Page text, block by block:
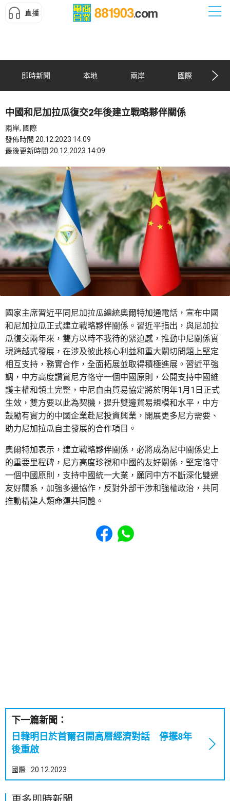
直播
即時新聞 本地 兩岸 國際
中國和尼加拉瓜復交2年後建立戰略夥伴關係
兩岸, 國際
發佈時間 20.12.2023 14:09
最後更新時間 20.12.2023 14:09
國家主席習近平同尼加拉瓜總統奧爾特加通電話，宣布中國
和尼加拉瓜正式建立戰略夥伴關係。習近平指出，與尼加拉
瓜復交兩年來，雙方以時不我待的緊迫感，推動中尼關係實
現跨越式發展，在涉及彼此核心利益和重大關切問題上堅定
相互支持，務實合作，全面拓展並取得積極進展。習近平強
調，中方高度讚賞尼方恪守一個中國原則，公開支持中國維
護主權和領土完整，中尼自由貿易協定將於明年1月1日正式
生效，雙方要以此為契機，提升雙邊貿易規模和水平，中方
鼓勵有實力的中國企業赴尼投資興業，開展更多尼方需要、
助力尼加拉瓜自主發展的合作項目。
奧爾特加表示，建立戰略夥伴關係，必將成為尼中關係史上
的重要里程碑，尼方高度珍視和中國的友好關係，堅定恪守
一個中國原則，支持中國統一大業，願同中方不斷深化雙邊
友好關系，加強多邊協作，反對外部干涉和強權政治，共同
推動構建人類命運共同體。
Share to Facebook
Share to WhatsApp
下一篇新聞：
日韓明日於首爾召開高層經濟對話 停擺8年
後重啟
國際 20.12.2023